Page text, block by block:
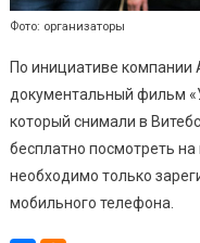
Фото: организаторы
По инициативе компании
документальный фильм
который снимали в
бесплатно посмотреть
необходимо только
мобильного телефона.